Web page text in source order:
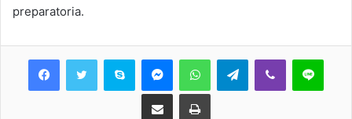
preparatoria.
Skype MessengerWhatsAppTelegramViber Line
Share via Email Print